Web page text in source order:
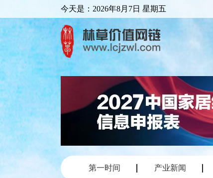
今天是： 2026年8月7日 星期五
第一时间 产业新闻